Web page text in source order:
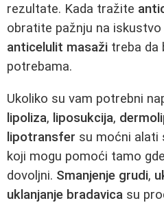
rezultate. Kada tražite
obratite pažnju na iskustvo
anticelulit masaži treba da
potrebama.
Ukoliko su vam potrebni
lipoliza, liposukcija,
lipotransfer su moćni alati
koji mogu pomoći tamo
dovoljni. Smanjenje grudi,
uklanjanje bradavica su